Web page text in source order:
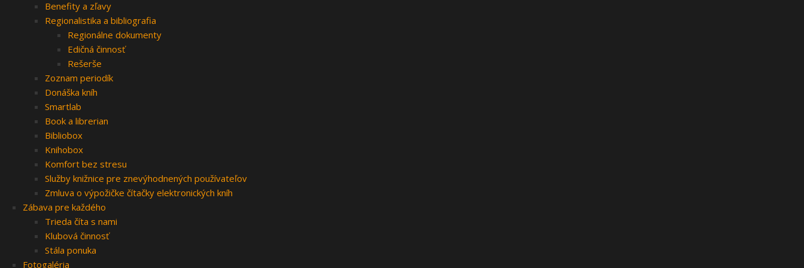
Benefity a zľavy
Regionalistika a bibliografia
Regionálne dokumenty
Edičná činnosť
Rešerše
Zoznam periodík
Donáška kníh
Smartlab
Book a librerian
Bibliobox
Knihobox
Komfort bez stresu
Služby knižnice pre znevýhodnených používateľov
Zmluva o výpožičke čítačky elektronických kníh
Zábava pre každého
Trieda číta s nami
Klubová činnosť
Stála ponuka
Fotogaléria